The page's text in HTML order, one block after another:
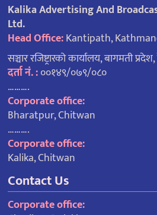
Kalika Advertising And
Ltd.
Head Office:Kantipath,
सञ्चार रजिष्ट्रारको कार्यालय, बागमती
दर्ता नं. :००१४९/०७९/०८०
……….
Corporate office:
Bharatpur, Chitwan
……….
Corporate office:
Kalika, Chitwan
Contact Us
Corporate office: